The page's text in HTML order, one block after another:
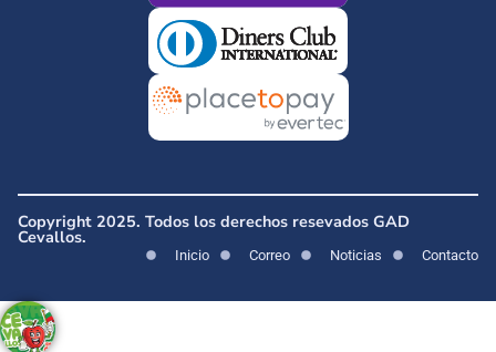
Copyright 2025. Todos los derechos resevados GAD
Cevallos.
Inicio Correo Noticias Contacto